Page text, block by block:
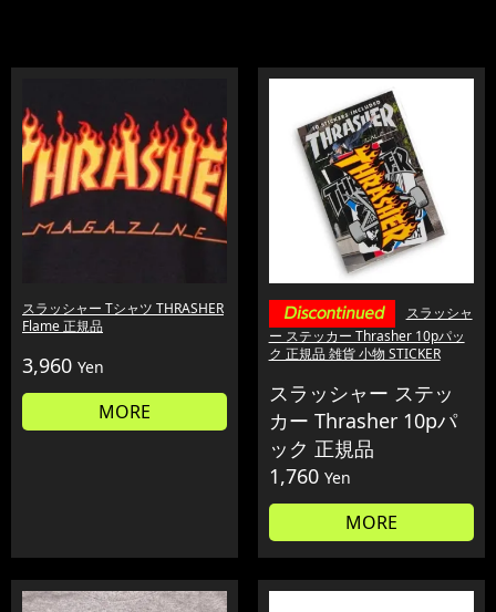
スラッシャー Tシャツ THRASHER
Flame 正規品
3,960 Yen
MORE
スラッシャ
ー ステッカー Thrasher 10pパッ
ク 正規品 雑貨 小物 STICKER
スラッシャー ステッ
カー Thrasher 10pパ
ック 正規品
1,760 Yen
MORE